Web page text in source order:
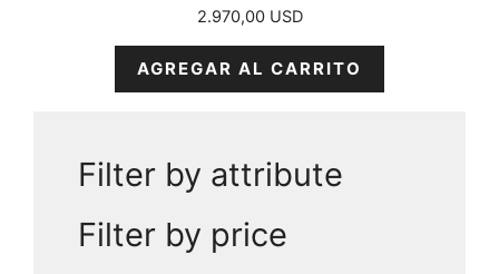
0
d
2.970,00 USD
AGREGAR AL CARRITO
Filter by attribute
Filter by price